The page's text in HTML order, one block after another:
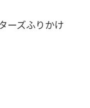
ーズふりかけ